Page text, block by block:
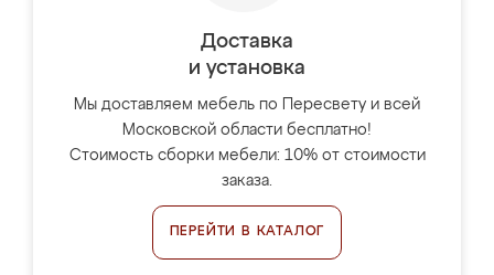
Доставка
и установка
Мы доставляем мебель по Пересвету и всей
Московской области бесплатно!
Стоимость сборки мебели: 10% от стоимости
заказа.
ПЕРЕЙТИ В КАТАЛОГ